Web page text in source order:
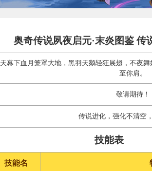
奥奇传说夙夜启元·末炎图鉴 传
天幕下血月笼罩大地，黑羽天鹅轻狂展翅，不夜
至你肩。
敬请期待！
传说进化，强化不清空
技能表
技能名